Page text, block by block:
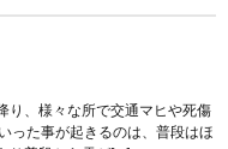
り、様々な所で交通マヒや死傷
った事が起きるのは、普段はほ